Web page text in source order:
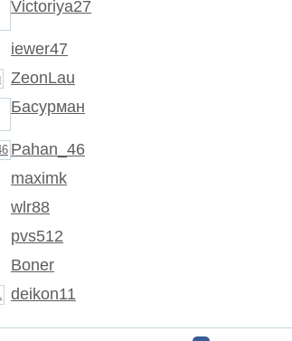
Victoriya27
iewer47
ZeonLau
Басурман
Pahan_46
maximk
wlr88
pvs512
Boner
deikon11